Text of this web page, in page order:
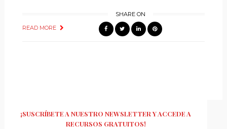
READ MORE
SHARE ON
¡SUSCRÍBETE A NUESTRO NEWSLETTER Y ACCEDE A
RECURSOS GRATUITOS!